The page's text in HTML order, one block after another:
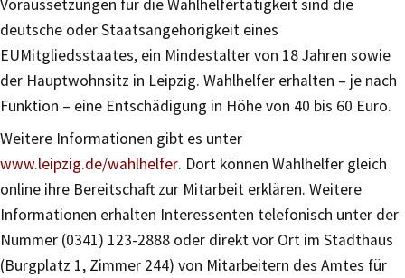
Voraussetzungen für die Wahlhelfertätigkeit sind die
deutsche oder Staatsangehörigkeit eines
EUMitgliedsstaates, ein Mindestalter von 18 Jahren sowie
der Hauptwohnsitz in Leipzig. Wahlhelfer erhalten – je nach
Funktion – eine Entschädigung in Höhe von 40 bis 60 Euro.
Weitere Informationen gibt es unter
www.leipzig.de/wahlhelfer. Dort können Wahlhelfer gleich
online ihre Bereitschaft zur Mitarbeit erklären. Weitere
Informationen erhalten Interessenten telefonisch unter der
Nummer (0341) 123-2888 oder direkt vor Ort im Stadthaus
(Burgplatz 1, Zimmer 244) von Mitarbeitern des Amtes für